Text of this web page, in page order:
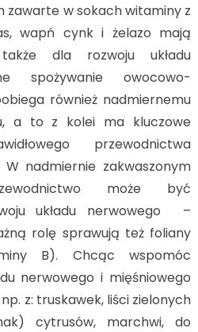
zawarte w sokach witaminy z
wapń cynk i żelazo mają
dla rozwoju układu
spożywanie owocowo-
również nadmiernemu
a to z kolei ma kluczowe
przewodnictwa
nadmiernie zakwaszonym
może być
układu nerwowego –
rolę sprawują też foliany
B). Chcąc wspomóc
nerwowego i mięśniowego
z: truskawek, liści zielonych
cytrusów, marchwi, do